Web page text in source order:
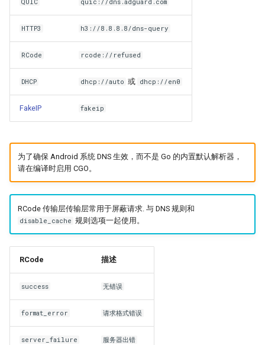
HTTP3 h3://8.8.8.8/dns-query
RCode rcode://refused
DHCP dhcp://auto 或 dhcp://en0
FakeIP fakeip
为了确保 Android 系统 DNS 生效，而不是 Go 的内置默认解析器，
请在编译时启用 CGO。
RCode 传输层传输层常用于屏蔽请求. 与 DNS 规则和
disable_cache 规则选项一起使用。
RCode 描述
success 无错误
format_error 请求格式错误
server_failure 服务器出错